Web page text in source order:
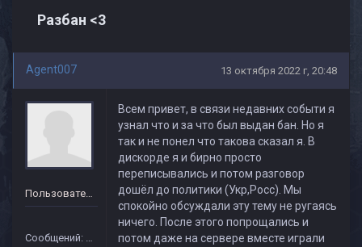
Разбан <3
Agent007 13 октября 2022 г, 20:48
Пользователь
Сообщений: 37
Всем привет, в связи недавних событи я
узнал что и за что был выдан бан. Но я
так и не понел что такова сказал я. В
дискорде я и бирно просто
переписывались и потом разговор
дошёл до политики (Укр,Росс). Мы
спокойно обсуждали эту тему не ругаясь
ничего. После этого попрощались и
потом даже на сервере вместе играли